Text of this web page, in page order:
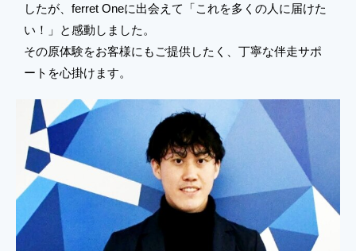
したが、ferret Oneに出会えて「これを多くの人に届けた
い！」と感動しました。
その原体験をお客様にもご提供したく、丁寧な伴走サポ
ートを心掛けます。